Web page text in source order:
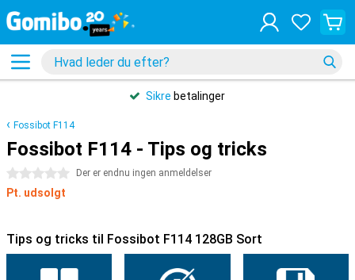
Sikre betalinger
Fossibot F114
Fossibot F114 - Tips og tricks
0 stjerner Der er endnu ingen anmeldelser
Pt. udsolgt
Tips og tricks til Fossibot F114 128GB Sort